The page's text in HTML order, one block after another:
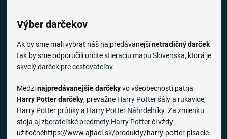
Výber darčekov
Ak by sme mali vybrať náš najpredávanejšínetradičný darček
tak by sme odporučili určitestieraciu mapu Slovenska, ktorá je
skvelýdarček pre cestovateľov.
Medzinajpredávanejšie darčekyvo všeobecnosti patria
Harry Potter darčeky, prevažne Harry Potter šálya rukavice,
Harry Potter prútikya Harry Potter Náhrdelníky. Za zmienku
stoja ajzberateľské predmety Harry Potterči vždy
užitočnéhttps://www.ajtaci.sk/produkty/harry-potter-pisacie-